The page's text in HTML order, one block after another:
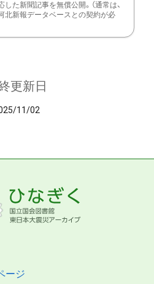
した新聞記事を無償公開。（通常は、
北新報データベースとの契約が必
更新日
11/02
ージ